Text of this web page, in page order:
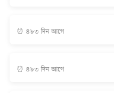
⏰ ৪৮৩ দিন আগে
⏰ ৪৮৩ দিন আগে